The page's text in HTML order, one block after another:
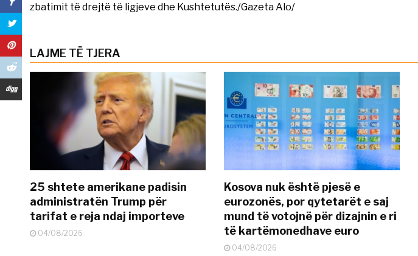
zbatimit të drejtë të ligjeve dhe Kushtetutës./Gazeta Alo/
LAJME TË TJERA
25 shtete amerikane padisin
administratën Trump për
tarifat e reja ndaj importeve
04/08/2026
Kosova nuk është pjesë e
eurozonës, por qytetarët e saj
mund të votojnë për dizajnin e ri
të kartëmonedhave euro
04/08/2026